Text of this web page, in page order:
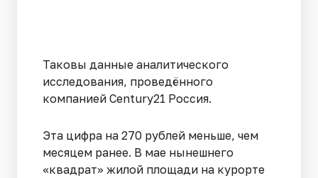
Таковы данные аналитического
исследования, проведённого
компанией Century21 Россия.
Эта цифра на 270 рублей меньше, чем
месяцем ранее. В мае нынешнего
«квадрат» жилой площади на курорте